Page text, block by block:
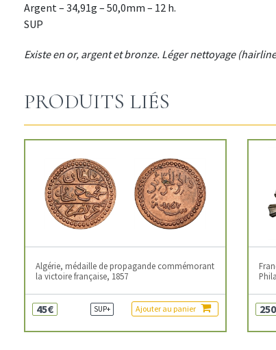
Argent – 34,91g – 50,0mm – 12 h.
SUP
Existe en or, argent et bronze. Léger nettoyage
PRODUITS LIÉS
Algérie, médaille de propagande commémorant
la victoire française, 1857
45€ SUP+ Ajouter au panier